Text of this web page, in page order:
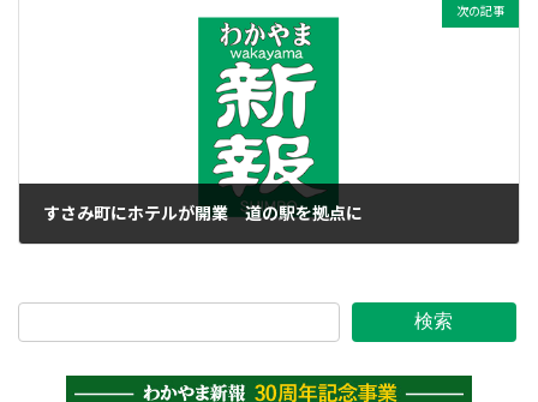
次の記事
すさみ町にホテルが開業 道の駅を拠点に
検索